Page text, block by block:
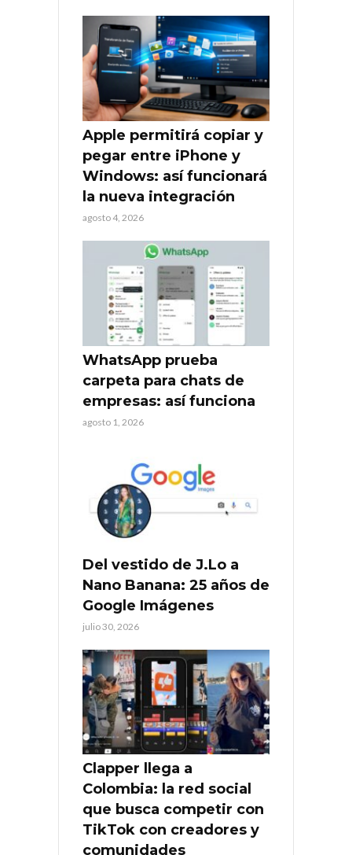
Apple permitirá copiar y
pegar entre iPhone y
Windows: así funcionará
la nueva integración
agosto 4, 2026
WhatsApp prueba
carpeta para chats de
empresas: así funciona
agosto 1, 2026
Del vestido de J.Lo a
Nano Banana: 25 años de
Google Imágenes
julio 30, 2026
Clapper llega a
Colombia: la red social
que busca competir con
TikTok con creadores y
comunidades